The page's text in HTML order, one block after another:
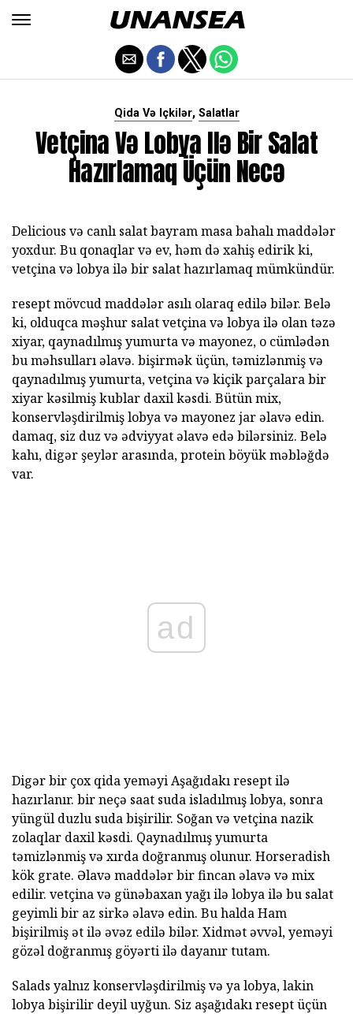
Qida Və Içkilər, Salatlar
Vetçina Və Lobya Ilə Bir Salat
Hazırlamaq Üçün Necə
Delicious və canlı salat bayram masa bahalı maddələr
yoxdur. Bu qonaqlar və ev, həm də xahiş edirik ki,
vetçina və lobya ilə bir salat hazırlamaq mümkündür.
resept mövcud maddələr asılı olaraq edilə bilər. Belə
ki, olduqca məşhur salat vetçina və lobya ilə olan təzə
xiyar, qaynadılmış yumurta və mayonez, o cümlədən
bu məhsulları əlavə. bişirmək üçün, təmizlənmiş və
qaynadılmış yumurta, vetçina və kiçik parçalara bir
xiyar kəsilmiş kublar daxil kəsdi. Bütün mix,
konservləşdirilmiş lobya və mayonez jar əlavə edin.
damaq, siz duz və ədviyyat əlavə edə bilərsiniz. Belə
kahı, digər şeylər arasında, protein böyük məbləğdə
var.
ad
Digər bir çox qida yeməyi Aşağıdakı resept ilə
hazırlanır. bir neçə saat suda isladılmış lobya, sonra
yüngül duzlu suda bişirilir. Soğan və vetçina nazik
zolaqlar daxil kəsdi. Qaynadılmış yumurta
təmizlənmiş və xırda doğranmış olunur. Horseradish
kök grate. Əlavə maddələr bir fincan əlavə və mix
edilir. vetçina və günəbaxan yağı ilə lobya ilə bu salat
geyimli bir az sirkə əlavə edin. Bu halda Ham
bişirilmiş ət ilə əvəz edilə bilər. Xidmət əvvəl, yeməyi
gözəl doğranmış göyərti ilə dayanır tutam.
Salads yalnız konservləşdirilmiş və ya lobya, lakin
lobya bişirilir deyil uyğun. Siz aşağıdakı resept üçün